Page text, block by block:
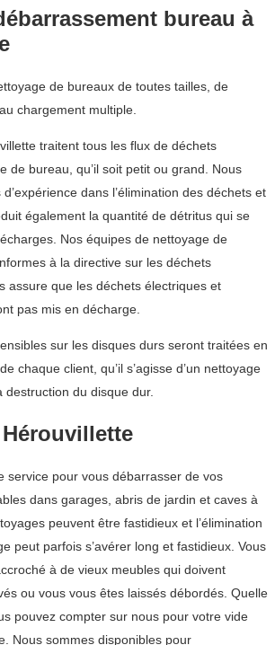
bureau à
de bureaux de toutes tailles, de
chargement multiple.
traitent tous les flux de déchets
de bureau, qu’il soit petit ou grand. Nous
dans l’élimination des déchets et
également la quantité de détritus qui se
Nos équipes de nettoyage de
à la directive sur les déchets
assure que les déchets électriques et
pas mis en décharge.
sur les disques durs seront traitées en
chaque client, qu’il s’agisse d’un nettoyage
destruction du disque dur.
service pour vous débarrasser de vos
dans garages, abris de jardin et caves à
peuvent être fastidieux et l’élimination
peut parfois s’avérer long et fastidieux. Vous
à de vieux meubles qui doivent
ou vous vous êtes laissés débordés. Quelle
pouvez compter sur nous pour votre vide
Nous sommes disponibles pour